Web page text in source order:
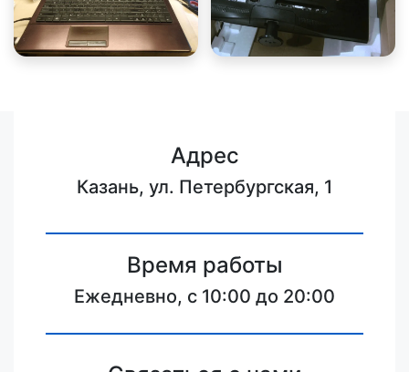
Адрес
Казань, ул. Петербургская, 1
Время работы
Ежедневно, с 10:00 до 20:00